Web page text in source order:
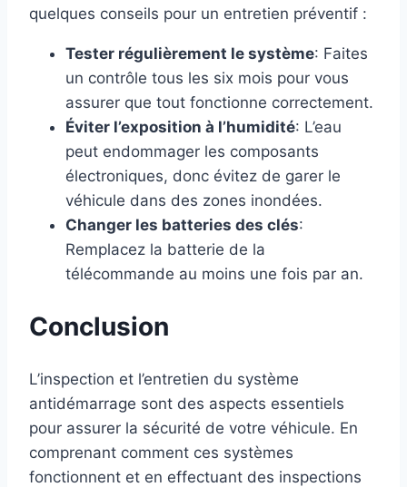
quelques conseils pour un entretien préventif :
Tester régulièrement le système: Faites
un contrôle tous les six mois pour vous
assurer que tout fonctionne correctement.
Éviter l’exposition à l’humidité: L’eau
peut endommager les composants
électroniques, donc évitez de garer le
véhicule dans des zones inondées.
Changer les batteries des clés:
Remplacez la batterie de la
télécommande au moins une fois par an.
Conclusion
L’inspection et l’entretien du système
antidémarrage sont des aspects essentiels
pour assurer la sécurité de votre véhicule. En
comprenant comment ces systèmes
fonctionnent et en effectuant des inspections